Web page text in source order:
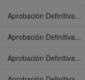
Aprobación Definitiva...
Aprobación Definitiva...
Aprobación Definitiva...